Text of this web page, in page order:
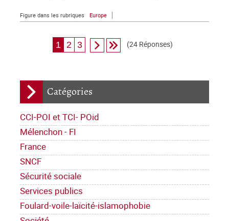
Catégories
CCI-POI et TCI- POid
Mélenchon - FI
France
SNCF
Sécurité sociale
Services publics
Foulard-voile-laïcité-islamophobie
Figure dans les rubriques Europe
1 2 3 (24 Réponses)